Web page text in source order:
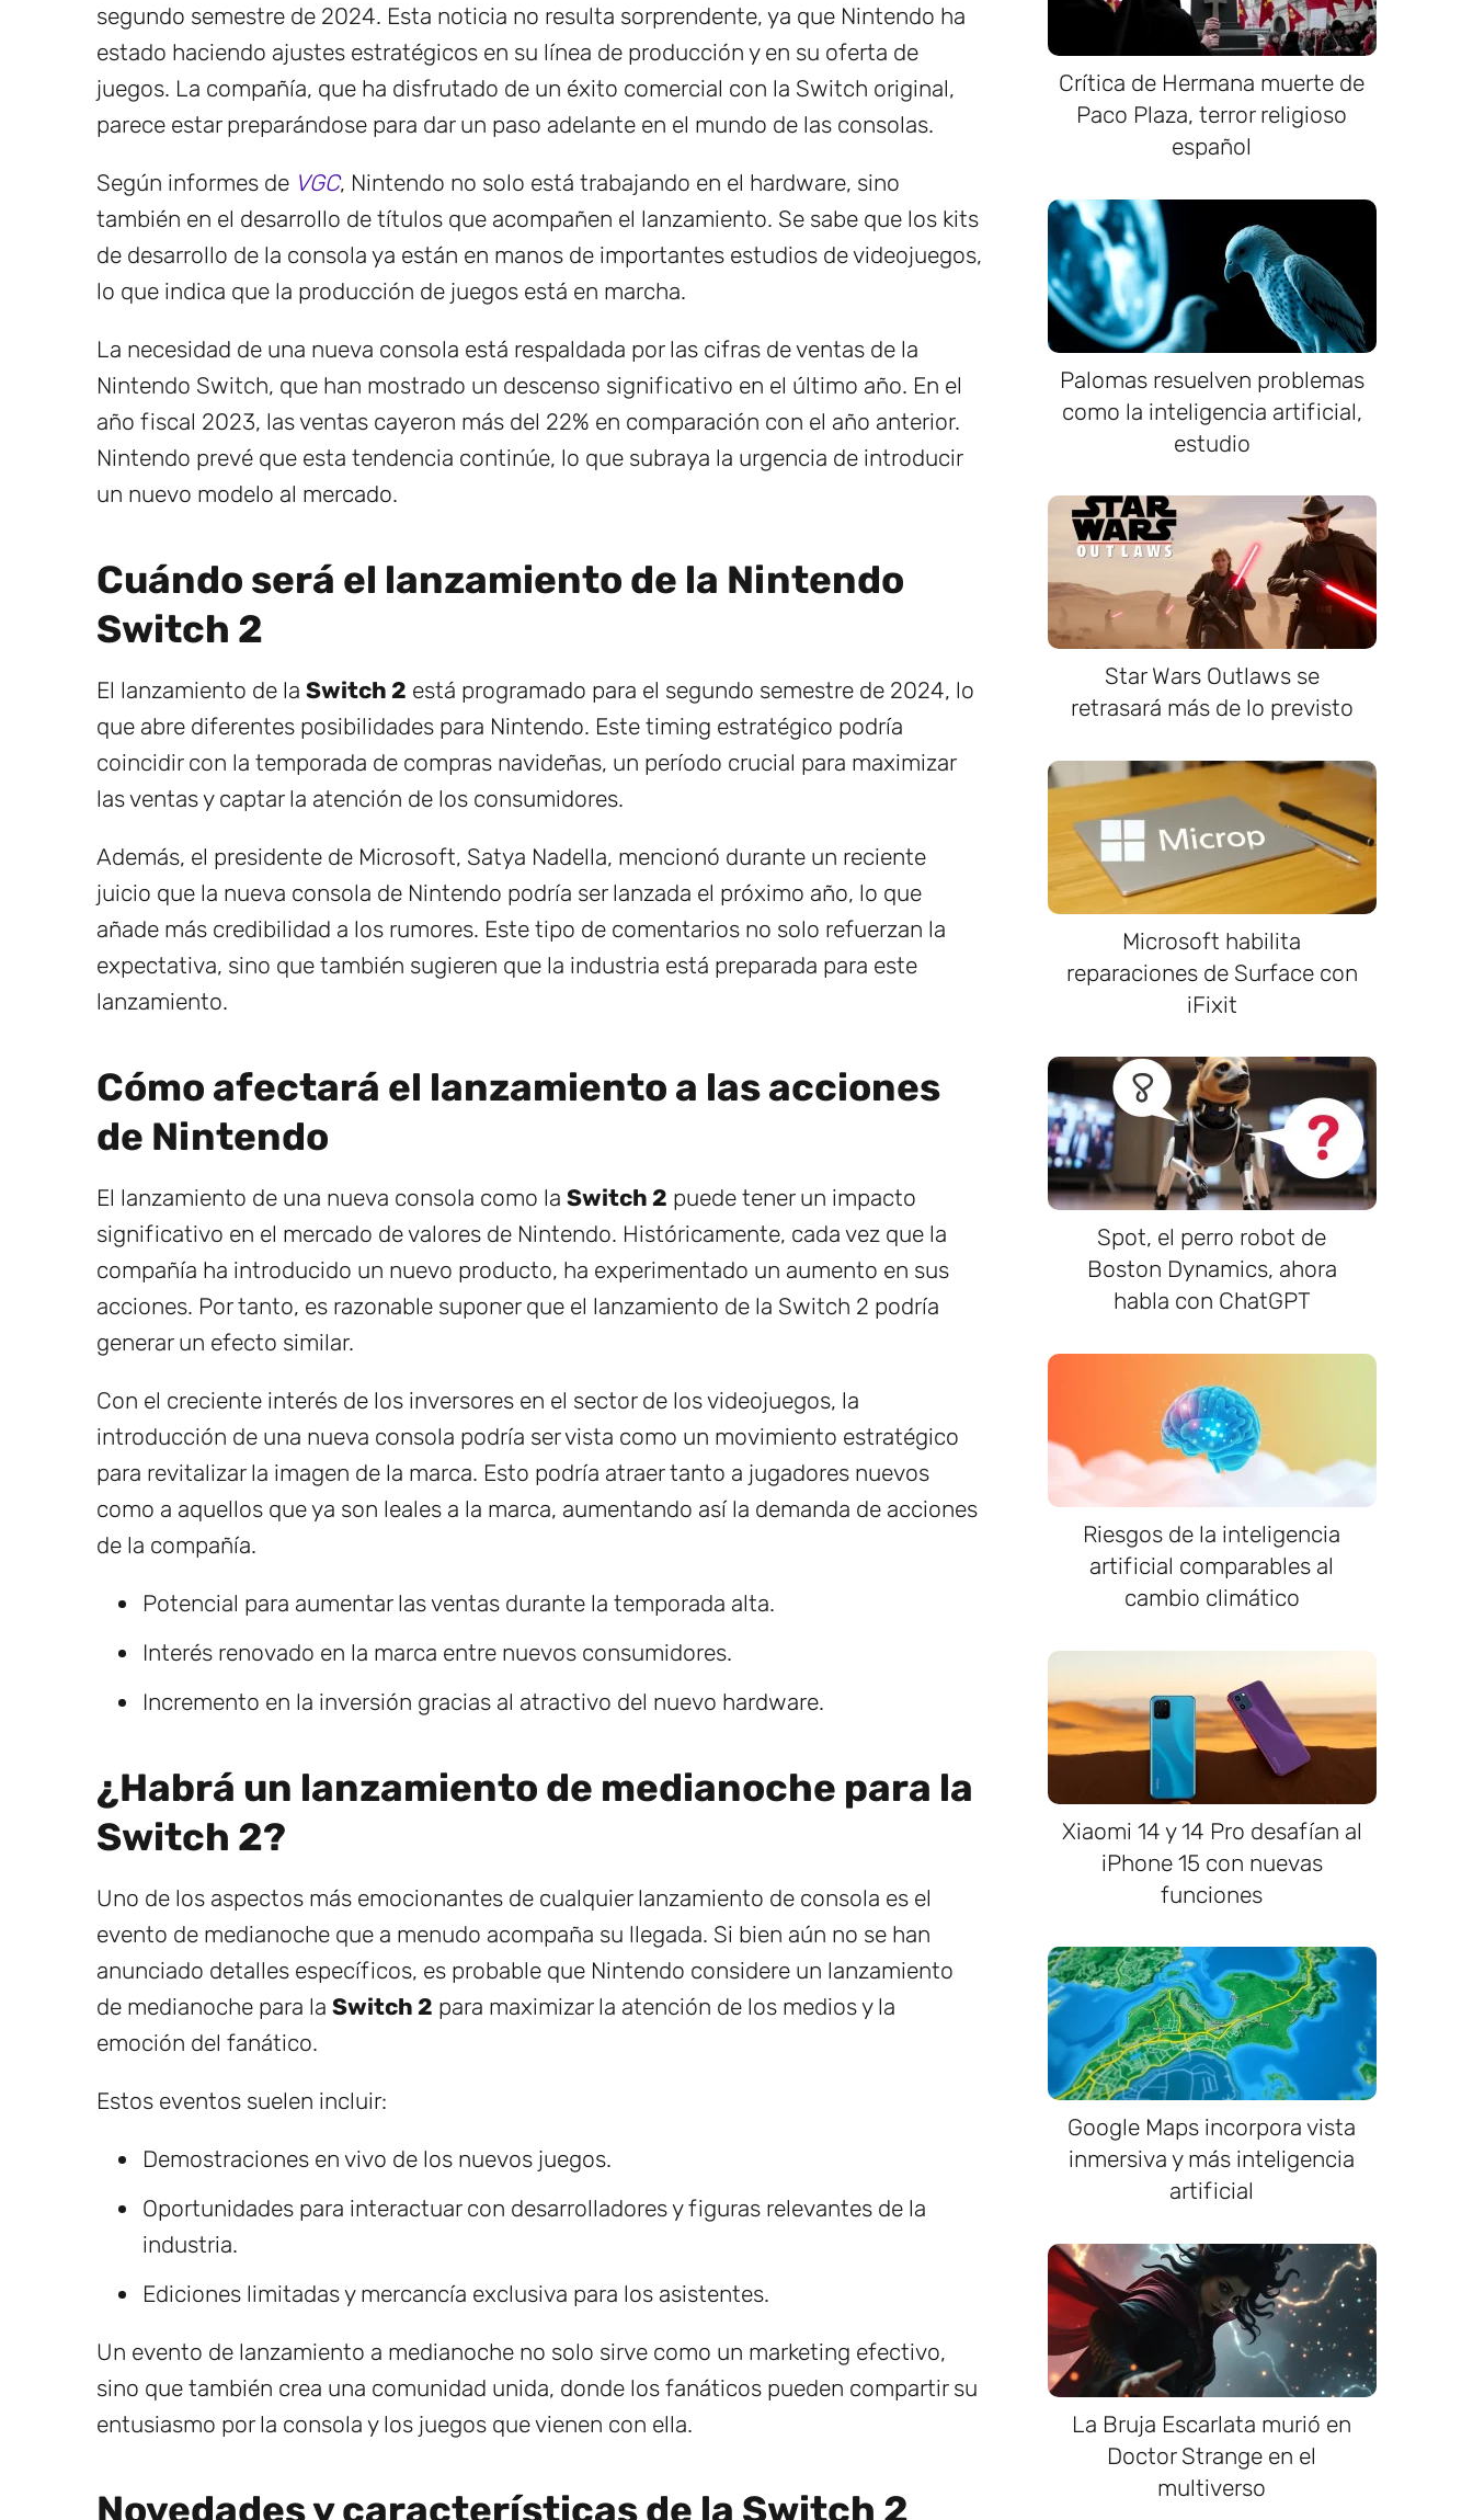
segundo semestre de 2024. Esta noticia no resulta sorprendente, ya que Nintendo ha
estado haciendo ajustes estratégicos en su línea de producción y en su oferta de
juegos. La compañía, que ha disfrutado de un éxito comercial con la Switch original,
parece estar preparándose para dar un paso adelante en el mundo de las consolas.
Según informes de VGC, Nintendo no solo está trabajando en el hardware, sino
también en el desarrollo de títulos que acompañen el lanzamiento. Se sabe que los kits
de desarrollo de la consola ya están en manos de importantes estudios de videojuegos,
lo que indica que la producción de juegos está en marcha.
La necesidad de una nueva consola está respaldada por las cifras de ventas de la
Nintendo Switch, que han mostrado un descenso significativo en el último año. En el
año fiscal 2023, las ventas cayeron más del 22% en comparación con el año anterior.
Nintendo prevé que esta tendencia continúe, lo que subraya la urgencia de introducir
un nuevo modelo al mercado.
Cuándo será el lanzamiento de la Nintendo
Switch 2
El lanzamiento de la Switch 2 está programado para el segundo semestre de 2024, lo
que abre diferentes posibilidades para Nintendo. Este timing estratégico podría
coincidir con la temporada de compras navideñas, un período crucial para maximizar
las ventas y captar la atención de los consumidores.
Además, el presidente de Microsoft, Satya Nadella, mencionó durante un reciente
juicio que la nueva consola de Nintendo podría ser lanzada el próximo año, lo que
añade más credibilidad a los rumores. Este tipo de comentarios no solo refuerzan la
expectativa, sino que también sugieren que la industria está preparada para este
lanzamiento.
Cómo afectará el lanzamiento a las acciones
de Nintendo
El lanzamiento de una nueva consola como la Switch 2 puede tener un impacto
significativo en el mercado de valores de Nintendo. Históricamente, cada vez que la
compañía ha introducido un nuevo producto, ha experimentado un aumento en sus
acciones. Por tanto, es razonable suponer que el lanzamiento de la Switch 2 podría
generar un efecto similar.
Con el creciente interés de los inversores en el sector de los videojuegos, la
introducción de una nueva consola podría ser vista como un movimiento estratégico
para revitalizar la imagen de la marca. Esto podría atraer tanto a jugadores nuevos
como a aquellos que ya son leales a la marca, aumentando así la demanda de acciones
de la compañía.
Potencial para aumentar las ventas durante la temporada alta.
Interés renovado en la marca entre nuevos consumidores.
Incremento en la inversión gracias al atractivo del nuevo hardware.
¿Habrá un lanzamiento de medianoche para la
Switch 2?
Uno de los aspectos más emocionantes de cualquier lanzamiento de consola es el
evento de medianoche que a menudo acompaña su llegada. Si bien aún no se han
anunciado detalles específicos, es probable que Nintendo considere un lanzamiento
de medianoche para la Switch 2 para maximizar la atención de los medios y la
emoción del fanático.
Estos eventos suelen incluir:
Demostraciones en vivo de los nuevos juegos.
Oportunidades para interactuar con desarrolladores y figuras relevantes de la
industria.
Ediciones limitadas y mercancía exclusiva para los asistentes.
Un evento de lanzamiento a medianoche no solo sirve como un marketing efectivo,
sino que también crea una comunidad unida, donde los fanáticos pueden compartir su
entusiasmo por la consola y los juegos que vienen con ella.
Novedades y características de la Switch 2
Crítica de Hermana muerte de
Paco Plaza, terror religioso
español
Palomas resuelven problemas
como la inteligencia artificial,
estudio
Star Wars Outlaws se
retrasará más de lo previsto
Microsoft habilita
reparaciones de Surface con
iFixit
Spot, el perro robot de
Boston Dynamics, ahora
habla con ChatGPT
Riesgos de la inteligencia
artificial comparables al
cambio climático
Xiaomi 14 y 14 Pro desafían al
iPhone 15 con nuevas
funciones
Google Maps incorpora vista
inmersiva y más inteligencia
artificial
La Bruja Escarlata murió en
Doctor Strange en el
multiverso